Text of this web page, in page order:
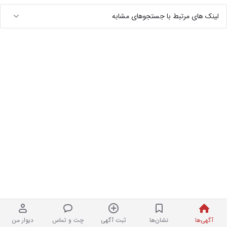
آگهی‌ها نشان‌ها ثبت آگهی چت و تماس دیوار من
لینک های مرتبط با جستجوهای مشابه